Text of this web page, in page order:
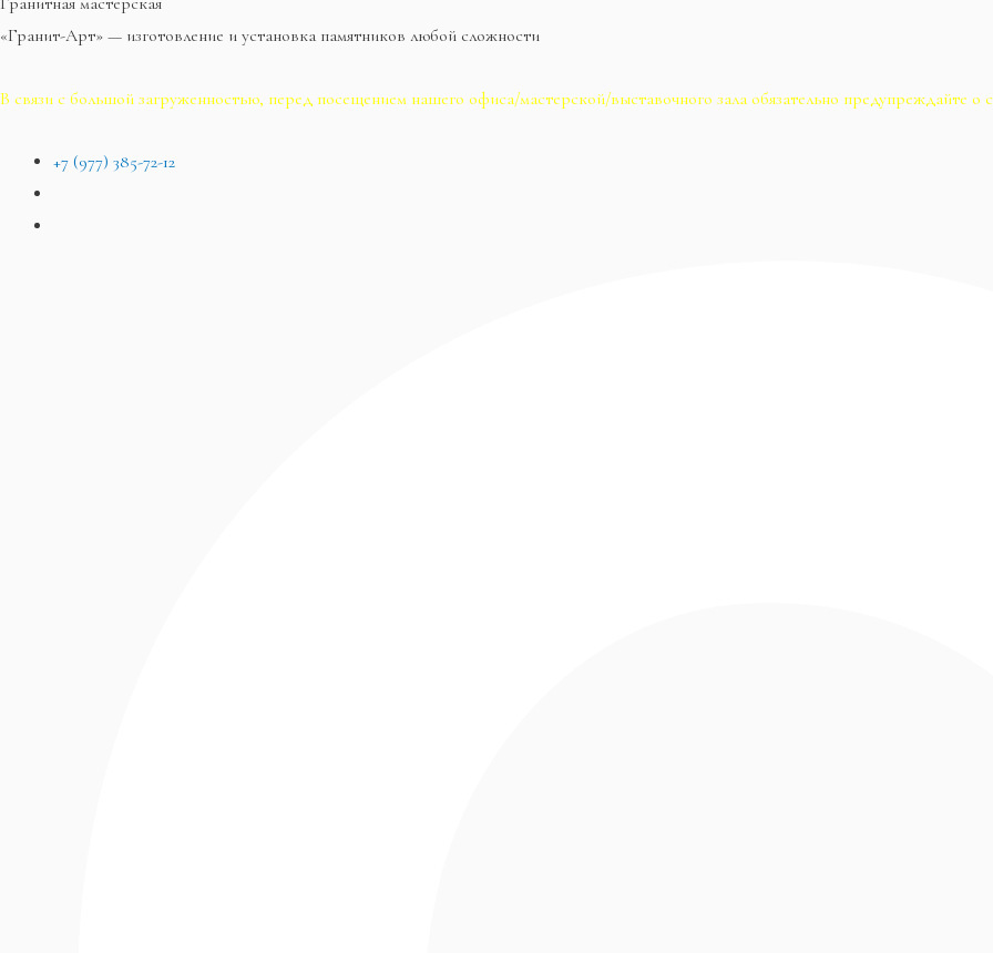
«Гранит-Арт» — изготовление и установка памятников любой сложности
В связи с большой загруженностью, перед посещением нашего офиса/мастерской/выставочного зала обязательно предупреждайте о
+7 (977) 385-72-12